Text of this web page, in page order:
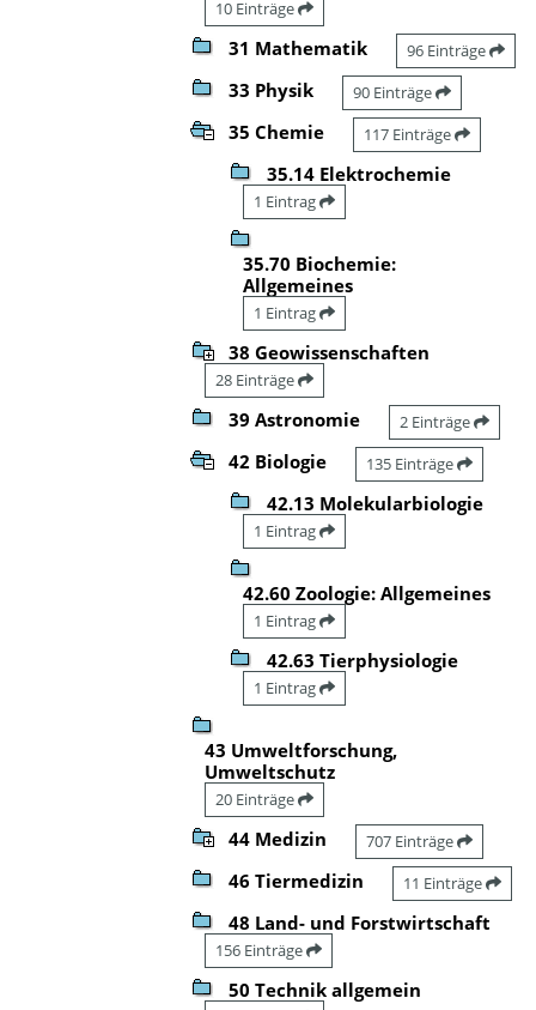
10 Einträge
31 Mathematik 96 Einträge
33 Physik 90 Einträge
35 Chemie 117 Einträge
35.14 Elektrochemie
1 Eintrag
35.70 Biochemie:
Allgemeines
1 Eintrag
38 Geowissenschaften
28 Einträge
39 Astronomie 2 Einträge
42 Biologie 135 Einträge
42.13 Molekularbiologie
1 Eintrag
42.60 Zoologie: Allgemeines
1 Eintrag
42.63 Tierphysiologie
1 Eintrag
43 Umweltforschung,
Umweltschutz
20 Einträge
44 Medizin 707 Einträge
46 Tiermedizin 11 Einträge
48 Land- und Forstwirtschaft
156 Einträge
50 Technik allgemein